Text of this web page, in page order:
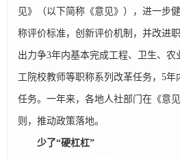
见》（以下简称《意见》），进一步
称评价标准，创新评价机制，并改进
出力争3年内基本完成工程、卫生、农
工院校教师等职称系列改革任务，5
任务。一年来，各地人社部门在《意
则，推动政策落地。
少了“硬杠杠”